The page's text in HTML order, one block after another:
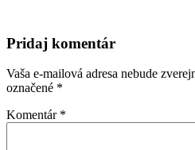
Pridaj komentár
Vaša e-mailová adresa nebude
označené *
Komentár *